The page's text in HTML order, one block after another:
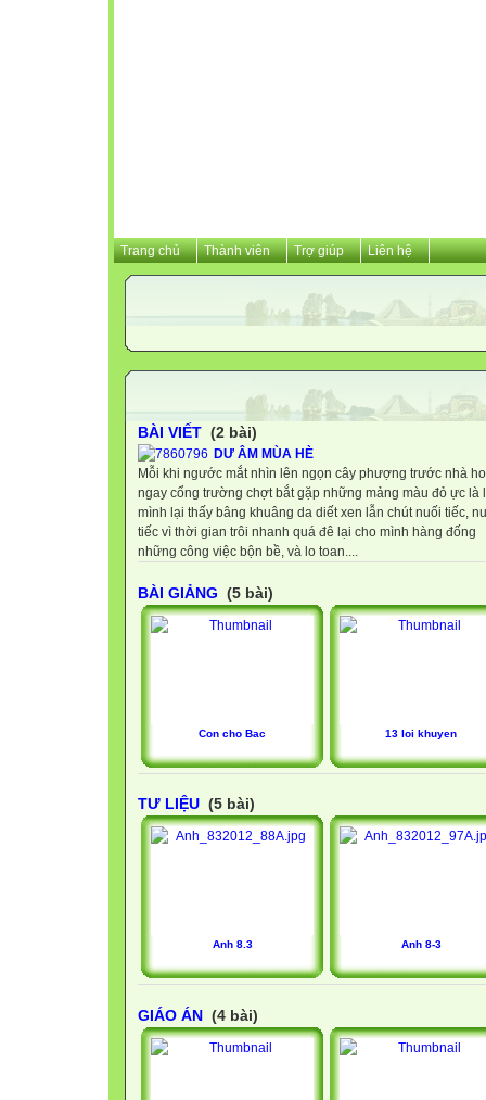
Trang chủ Thành viên Trợ giúp Liên hệ
BÀI VIẾT (2 bài)
DƯ ÂM MÙA HÈ
Mỗi khi ngước mắt nhìn lên ngọn cây phượng trước nhà
ngay cổng trường chợt bắt gặp những mảng màu đỏ ực là
mình lại thấy bâng khuâng da diết xen lẫn chút nuối tiếc,
tiếc vì thời gian trôi nhanh quá đê lại cho mình hàng đống
những công việc bộn bề, và lo toan....
BÀI GIẢNG (5 bài)
Con cho Bac 13 loi khuyen
TƯ LIỆU (5 bài)
Anh 8.3 Anh 8-3
GIÁO ÁN (4 bài)